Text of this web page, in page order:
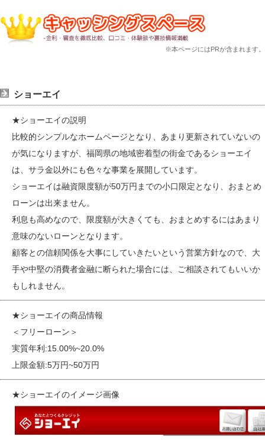
※本ページにはPRが含まれます。
ショーエイ
★ショーエイの説明
比較的シンプルなホームページとなり、あまり更新されていないの
が気になりますが、福岡県の地域密着型の街金であるショーエイ
は、サラ金以外にも色々な事業を展開しています。
ショーエイは融資限度額が50万円までの小口限定となり、おまとめ
ローンは出来ません。
利息も高めなので、限度額が大きくても、おまとめするにはあまり
意味のないローンとなります。
顧客との信頼関係を大事にしていきたいという営業方針なので、大
手や中堅の消費者金融に断られた場合には、ご相談されてもいいか
もしれません。
★ショーエイの商品情報
＜フリーローン＞
実質年利:15.00%~20.0%
上限金額:5万円~50万円
★ショーエイのイメージ画像